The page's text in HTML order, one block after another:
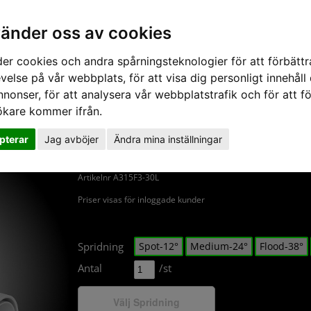
oss av cookies
cookies och andra spårningsteknologier för att
på vår webbplats, för att visa dig personligt innehåll
för att analysera vår webbplatstrafik och för att
kommer ifrån.
Jag avböjer Ändra mina inställningar
Nyheter Om Ljusteknik
Artic 315F fixed 3000K vit
Artikelnr A315F3-30L
Priser visas för inloggade kunder
Spridning Spot-12° Medium-24° Flood-38°
Antal /st
Välj Spridning